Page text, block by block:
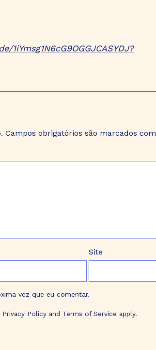
Campos obrigatórios são marcados com
Site
vez que eu comentar.
Privacy Policy and Terms of Service apply.